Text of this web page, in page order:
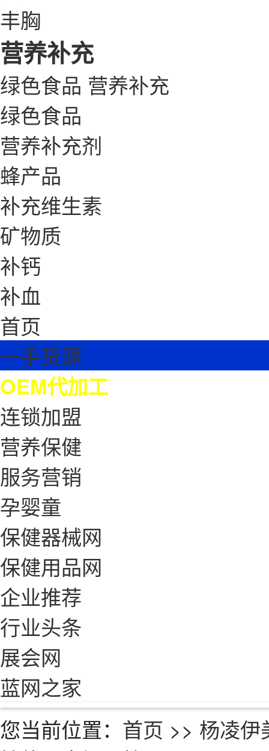
丰胸
营养补充
绿色食品 营养补充
绿色食品
营养补充剂
蜂产品
补充维生素
矿物质
补钙
补血
首页
一手货源
OEM代加工
连锁加盟
营养保健
服务营销
孕婴童
保健器械网
保健用品网
企业推荐
行业头条
展会网
蓝网之家
您当前位置： 首页 >> 杨凌伊